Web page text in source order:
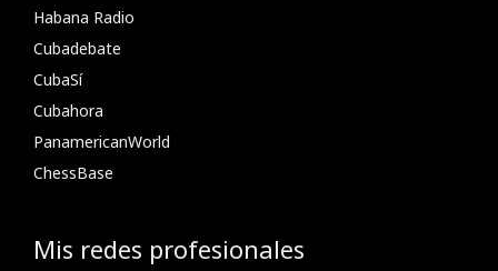
Habana Radio
Cubadebate
CubaSí
Cubahora
PanamericanWorld
ChessBase
Mis redes profesionales